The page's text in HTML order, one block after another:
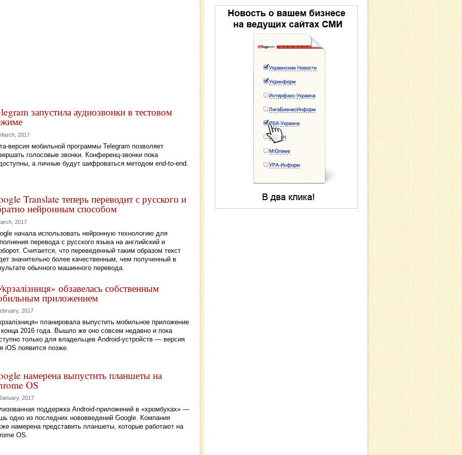
запустила аудиозвонки в тестовом
2017
версия мобильной программы Telegram позволяет
голосовые звонки. Конференц-звонки пока
а личные будут шифроваться методом end-to-end.
Translate теперь переводит с русского и
нейронным способом
2017
начала использовать нейронную технологию для
перевода с русского языка на английский и
Считается, что переведенный таким образом текст
значительно более качественным, чем полученный в
обычного машинного перевода.
обзавелась собственным
приложением
2017
планировала выпустить мобильное приложение
2016 года. Вышло же оно совсем недавно и пока
только для владельцев Android-устройств — версия
iOS появится позже.
намерена выпустить планшеты на
OS
2017
поддержка Android-приложений в «хромбуках» —
одно из последних нововведений Google. Компания
намерена представить планшеты, которые работают на
OS.